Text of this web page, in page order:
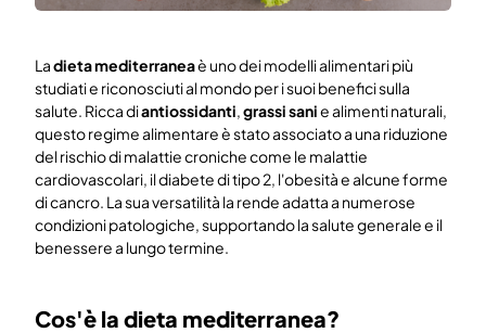
Ladieta mediterraneaè uno dei modelli alimentari più
studiati e riconosciuti al mondo per i suoi benefici sulla
salute. Ricca diantiossidanti,grassi sanie alimenti naturali,
questo regime alimentare è stato associato a una riduzione
del rischio di malattie croniche come le malattie
cardiovascolari, il diabete di tipo 2, l'obesità e alcune forme
di cancro. La sua versatilità la rende adatta a numerose
condizioni patologiche, supportando la salute generale e il
benessere a lungo termine.
Cos'è la dieta mediterranea?